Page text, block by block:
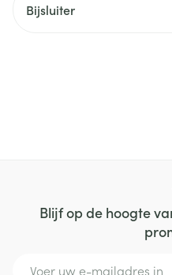
Bijsluiter
Blijf op de hoogte